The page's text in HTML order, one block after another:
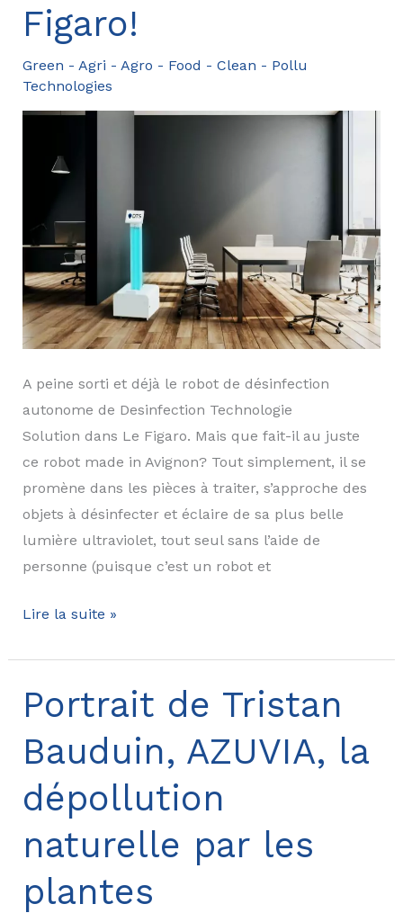
Figaro!
Green - Agri - Agro - Food - Clean - Pollu
Technologies
A peine sorti et déjà le robot de désinfection
autonome de Desinfection Technologie
Solution dans Le Figaro. Mais que fait-il au juste
ce robot made in Avignon? Tout simplement, il se
promène dans les pièces à traiter, s’approche des
objets à désinfecter et éclaire de sa plus belle
lumière ultraviolet, tout seul sans l’aide de
personne (puisque c’est un robot et
Le
de
désinfection
de
DT
Solution
dans
Figaro!
Lire la suite »
Portrait de Tristan
Bauduin, AZUVIA, la
dépollution
naturelle par les
plantes